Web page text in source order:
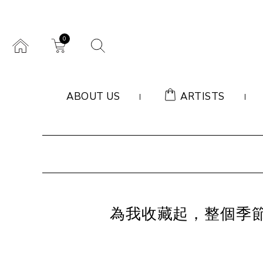
0
ABOUT US ARTISTS
為我收藏起，整個季